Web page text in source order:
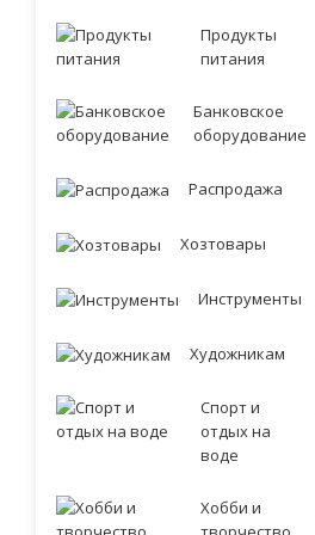
Продукты
питания
Банковское
оборудование
Распродажа
Хозтовары
Инструменты
Художникам
Спорт и
отдых на
воде
Хобби и